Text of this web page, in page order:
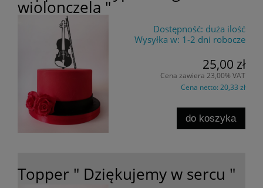
wiolonczela "
Dostępność: duża ilość
Wysyłka w: 1-2 dni robocze
25,00 zł
Cena zawiera 23,00% VAT
Cena netto: 20,33 zł
do koszyka
Topper " Dziękujemy w sercu "